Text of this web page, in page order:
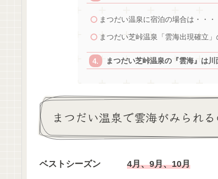
まつだい温泉に宿泊の場合は・・・
まつだい芝峠温泉「雲海出現確立
まつだい芝峠温泉の『雲海』は
まつだい温泉で雲海がみられ
ベストシーズン 4月、9月、10月